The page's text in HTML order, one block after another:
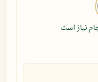
نیاز است